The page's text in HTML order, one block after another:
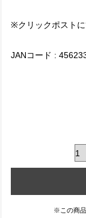
※クリックポスト
JANコード :
※この商品